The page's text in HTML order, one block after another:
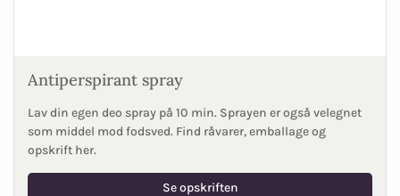
Antiperspirant spray
Lav din egen deo spray på 10 min. Sprayen er også velegnet
som middel mod fodsved. Find råvarer, emballage og
opskrift her.
Se opskriften